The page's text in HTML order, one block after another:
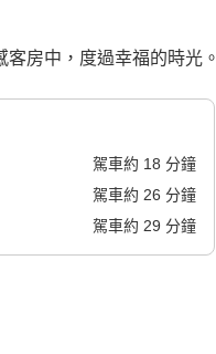
房中，度過幸福的時光。
駕車約 18 分鐘
駕車約 26 分鐘
駕車約 29 分鐘